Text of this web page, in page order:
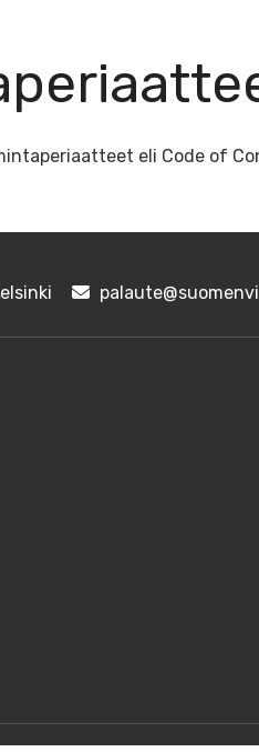
eli Code of